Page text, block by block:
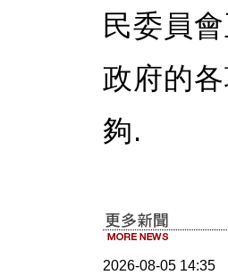
民委員
政府的
夠.
2026-08-05 14:35